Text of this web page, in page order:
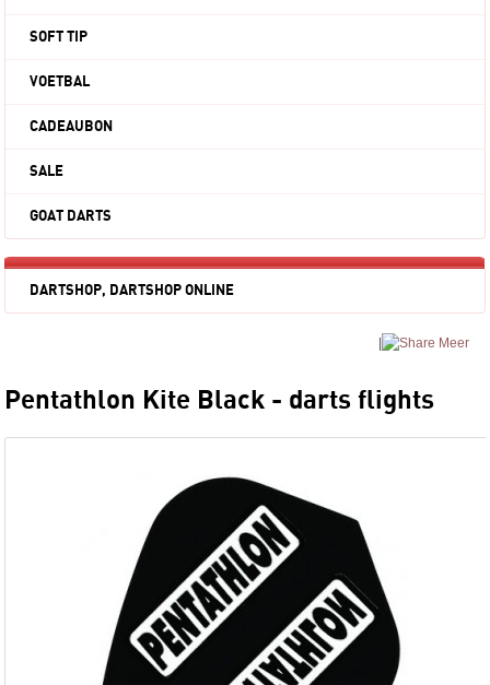
SOFT TIP
VOETBAL
CADEAUBON
SALE
GOAT DARTS
DARTSHOP, DARTSHOP ONLINE
Meer
Pentathlon Kite Black - darts flights